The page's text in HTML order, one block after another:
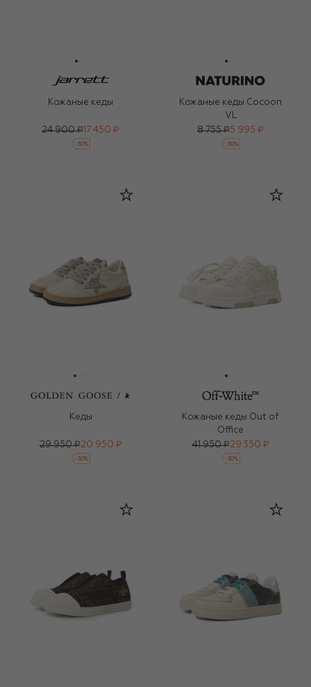
Кожаные кеды
24 900 ₽ 17 450 ₽
-30%
Кожаные кеды Cocoon
VL
8 755 ₽5 995 ₽
-30%
Кеды
29 950 ₽20 950 ₽
-30%
Кожаные кеды Out of
Office
41 950 ₽29 350 ₽
-30%